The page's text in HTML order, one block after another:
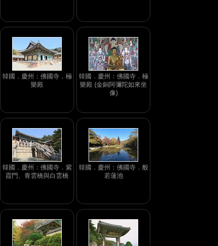
韓國．慶州：佛國寺．極
樂殿
韓國．慶州：佛國寺．極
樂殿 (金銅阿彌陀如來坐
像)
韓國．慶州：佛國寺．紫
霞門、青雲橋與白雲橋
韓國．慶州：佛國寺．般
若蓮池